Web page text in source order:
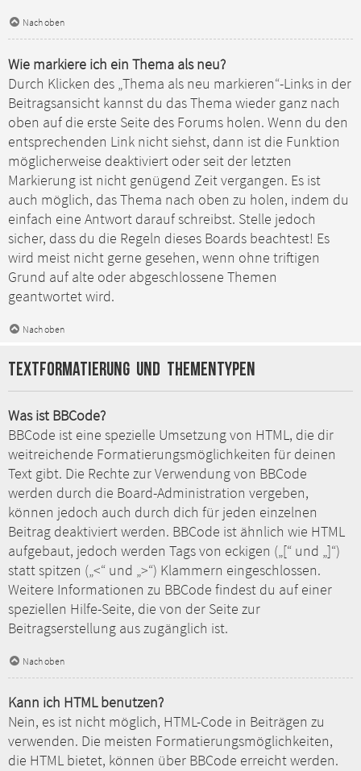
Nach oben
Wie markiere ich ein Thema als neu?
Durch Klicken des „Thema als neu markieren“-Links in der
Beitragsansicht kannst du das Thema wieder ganz nach
oben auf die erste Seite des Forums holen. Wenn du den
entsprechenden Link nicht siehst, dann ist die Funktion
möglicherweise deaktiviert oder seit der letzten
Markierung ist nicht genügend Zeit vergangen. Es ist
auch möglich, das Thema nach oben zu holen, indem du
einfach eine Antwort darauf schreibst. Stelle jedoch
sicher, dass du die Regeln dieses Boards beachtest! Es
wird meist nicht gerne gesehen, wenn ohne triftigen
Grund auf alte oder abgeschlossene Themen
geantwortet wird.
Nach oben
Textformatierung und Thementypen
Was ist BBCode?
BBCode ist eine spezielle Umsetzung von HTML, die dir
weitreichende Formatierungsmöglichkeiten für deinen
Text gibt. Die Rechte zur Verwendung von BBCode
werden durch die Board-Administration vergeben,
können jedoch auch durch dich für jeden einzelnen
Beitrag deaktiviert werden. BBCode ist ähnlich wie HTML
aufgebaut, jedoch werden Tags von eckigen („[“ und „]“)
statt spitzen („<“ und „>“) Klammern eingeschlossen.
Weitere Informationen zu BBCode findest du auf einer
speziellen Hilfe-Seite, die von der Seite zur
Beitragserstellung aus zugänglich ist.
Nach oben
Kann ich HTML benutzen?
Nein, es ist nicht möglich, HTML-Code in Beiträgen zu
verwenden. Die meisten Formatierungsmöglichkeiten,
die HTML bietet, können über BBCode erreicht werden.